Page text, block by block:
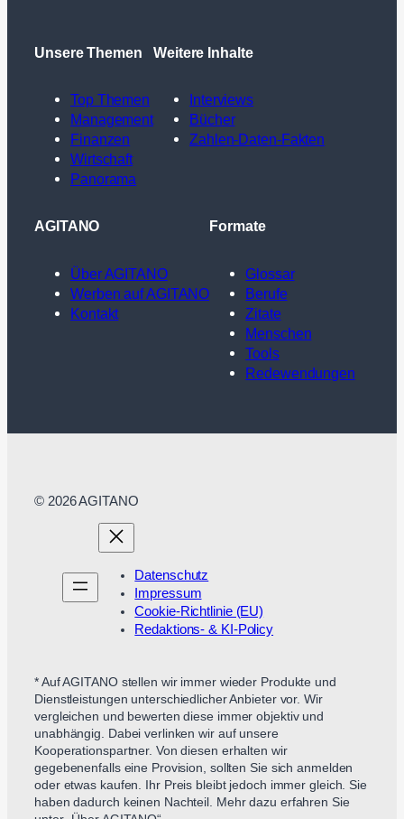
Unsere Themen
Top Themen
Management
Finanzen
Wirtschaft
Panorama
Weitere Inhalte
Interviews
Bücher
Zahlen-Daten-Fakten
AGITANO
Über AGITANO
Werben auf AGITANO
Kontakt
Formate
Glossar
Berufe
Zitate
Menschen
Tools
Redewendungen
© 2026 AGITANO
Datenschutz
Impressum
Cookie-Richtlinie (EU)
Redaktions- & KI-Policy
* Auf AGITANO stellen wir immer wieder Produkte und
Dienstleistungen unterschiedlicher Anbieter vor. Wir
vergleichen und bewerten diese immer objektiv und
unabhängig. Dabei verlinken wir auf unsere
Kooperationspartner. Von diesen erhalten wir
gegebenenfalls eine Provision, sollten Sie sich anmelden
oder etwas kaufen. Ihr Preis bleibt jedoch immer gleich. Sie
haben dadurch keinen Nachteil. Mehr dazu erfahren Sie